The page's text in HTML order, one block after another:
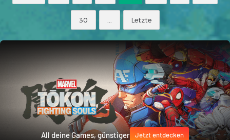
30 Letzte
All deine Games, günstiger Jetzt entdecken